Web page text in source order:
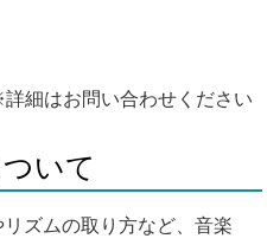
細はお問い合わせください
いて
ズムの取り方など、音楽